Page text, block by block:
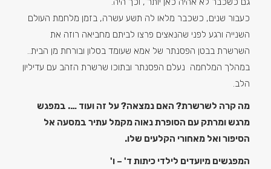
כעבור שנים, כשכבר מלאו לה תשע עשרה, בזמן מלחמת העולם
השנייה ורגע לפני שהנאצים פרצו לביתם מחביאה רוזה את
השרשרת בבטן הפסנתר של אמא שעומד בסלון ובורחת מן הבית..
במהלך המלחמה נעלם הפסנתר ובתוכו שרשרת הזהב עם עדיליון
הלב.
מה קרה לשרשרת? האם נמצאה? על זה ועוד …. במפגש
מרגש ומרתק עם הסופרת נאוה מקמל עתיר במסעה אל
הסיפור ואל מאחורי הקלעים שלו.
המפגשים מיועדים לילדי כיתות ד' – ו'